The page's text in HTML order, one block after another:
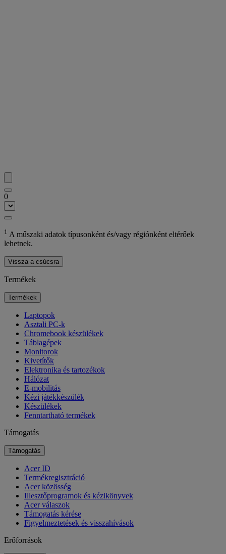
0
1 A műszaki adatok típusonként és/vagy régiónként eltérőek
lehetnek.
Vissza a csúcsra
Termékek
Termékek
Laptopok
Asztali PC-k
Chromebook készülékek
Táblagépek
Monitorok
Kivetítők
Elektronika és tartozékok
Hálózat
E-mobilitás
Kézi játékkészülék
Készülékek
Fenntartható termékek
Támogatás
Támogatás
Acer ID
Termékregisztráció
Acer közösség
Illesztőprogramok és kézikönyvek
Acer válaszok
Támogatás kérése
Figyelmeztetések és visszahívások
Erőforrások